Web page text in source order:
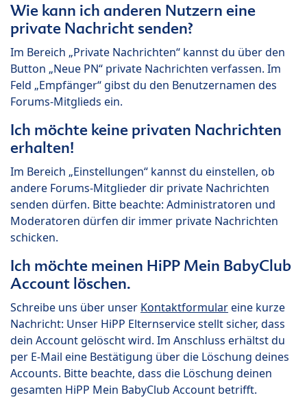
Wie kann ich anderen Nutzern eine
private Nachricht senden?
Im Bereich „Private Nachrichten“ kannst du über den
Button „Neue PN“ private Nachrichten verfassen. Im
Feld „Empfänger“ gibst du den Benutzernamen des
Forums-Mitglieds ein.
Ich möchte keine privaten Nachrichten
erhalten!
Im Bereich „Einstellungen“ kannst du einstellen, ob
andere Forums-Mitglieder dir private Nachrichten
senden dürfen. Bitte beachte: Administratoren und
Moderatoren dürfen dir immer private Nachrichten
schicken.
Ich möchte meinen HiPP Mein BabyClub
Account löschen.
Schreibe uns über unser Kontaktformulareine kurze
Nachricht: Unser HiPP Elternservice stellt sicher, dass
dein Account gelöscht wird. Im Anschluss erhältst du
per E-Mail eine Bestätigung über die Löschung deines
Accounts. Bitte beachte, dass die Löschung deinen
gesamten HiPP Mein BabyClub Account betrifft.